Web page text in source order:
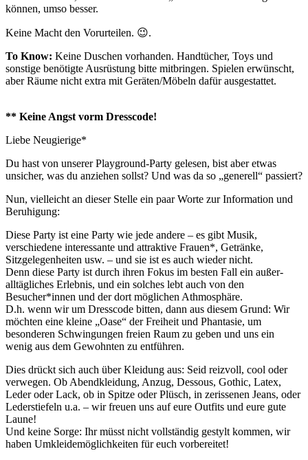
können, umso besser.
Keine Macht den Vorurteilen. 😉.
To Know: Keine Duschen vorhanden. Handtücher, Toys und
sonstige benötigte Ausrüstung bitte mitbringen. Spielen erwünscht,
aber Räume nicht extra mit Geräten/Möbeln dafür ausgestattet.
** Keine Angst vorm Dresscode!
Liebe Neugierige*
Du hast von unserer Playground-Party gelesen, bist aber etwas
unsicher, was du anziehen sollst? Und was da so „generell“ passiert?
Nun, vielleicht an dieser Stelle ein paar Worte zur Information und
Beruhigung:
Diese Party ist eine Party wie jede andere – es gibt Musik,
verschiedene interessante und attraktive Frauen*, Getränke,
Sitzgelegenheiten usw. – und sie ist es auch wieder nicht.
Denn diese Party ist durch ihren Fokus im besten Fall ein außer-
alltägliches Erlebnis, und ein solches lebt auch von den
Besucher*innen und der dort möglichen Athmosphäre.
D.h. wenn wir um Dresscode bitten, dann aus diesem Grund: Wir
möchten eine kleine „Oase“ der Freiheit und Phantasie, um
besonderen Schwingungen freien Raum zu geben und uns ein
wenig aus dem Gewohnten zu entführen.
Dies drückt sich auch über Kleidung aus: Seid reizvoll, cool oder
verwegen. Ob Abendkleidung, Anzug, Dessous, Gothic, Latex,
Leder oder Lack, ob in Spitze oder Plüsch, in zerissenen Jeans, oder
Lederstiefeln u.a. – wir freuen uns auf eure Outfits und eure gute
Laune!
Und keine Sorge: Ihr müsst nicht vollständig gestylt kommen, wir
haben Umkleidemöglichkeiten für euch vorbereitet!